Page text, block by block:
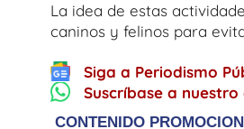
La idea de estas
caninos y felinos para
Siga a Periodismo
Suscríbase a